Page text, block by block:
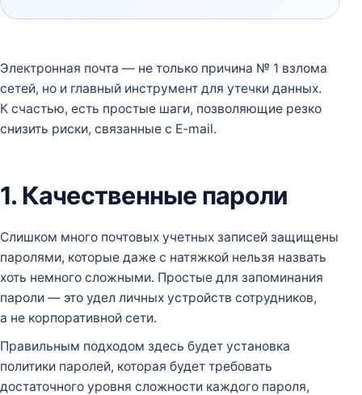
Электронная почта — не только причина № 1 взлома
сетей, но и главный инструмент для утечки данных.
К счастью, есть простые шаги, позволяющие резко
снизить риски, связанные с E-mail.
1. Качественные пароли
Слишком много почтовых учетных записей защищены
паролями, которые даже с натяжкой нельзя назвать
хоть немного сложными. Простые для запоминания
пароли — это удел личных устройств сотрудников,
а не корпоративной сети.
Правильным подходом здесь будет установка
политики паролей, которая будет требовать
достаточного уровня сложности каждого пароля,